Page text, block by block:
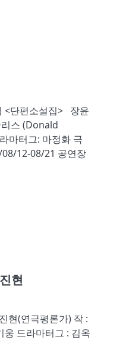
<단편소설집> 장윤
스 (Donald
마터그: 마정화 극
08/12-08/21 공연장
현
현(연극평론가) 작 :
웅 드라마터그 : 김옥